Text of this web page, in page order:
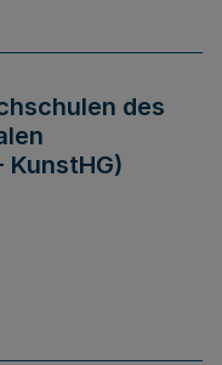
des